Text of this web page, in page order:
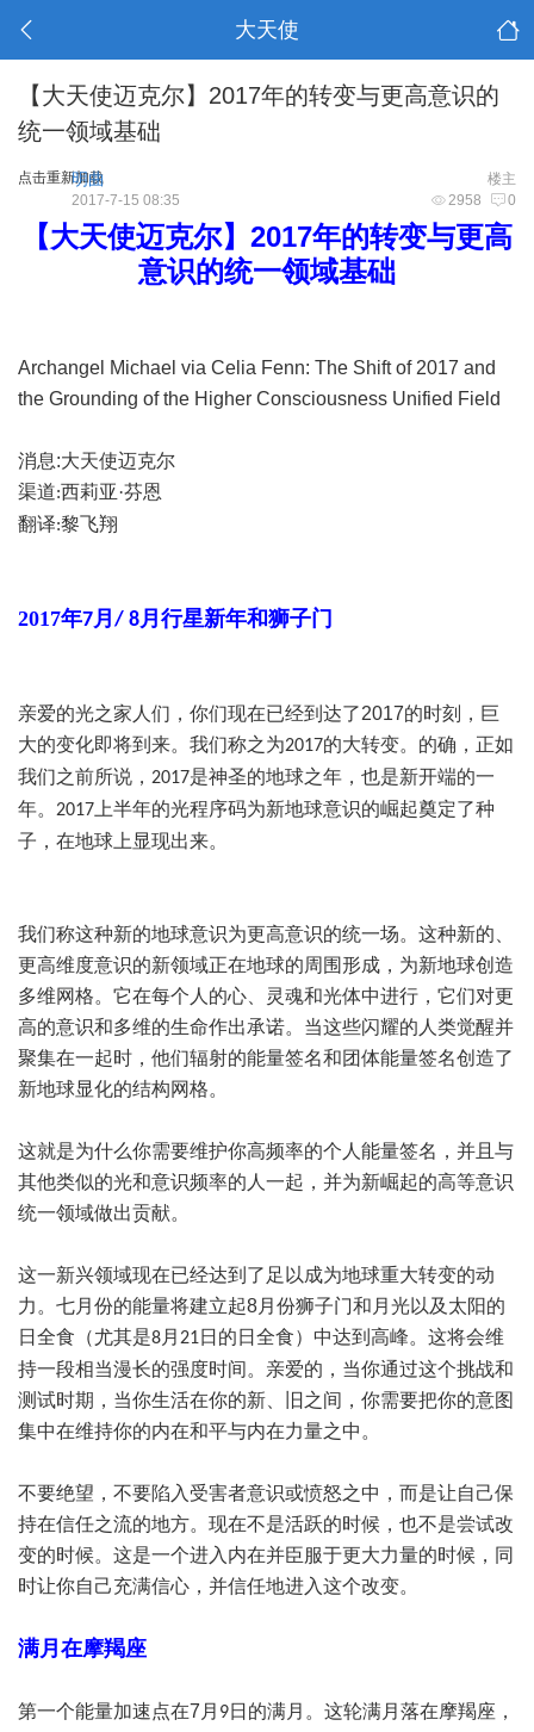
大天使
【大天使迈克尔】2017年的转变与更高意识的
统一领域基础
点击重新加载 楼主
明曲
2958 0
2017-7-15 08:35
【大天使迈克尔】 2017年的转变与更高
意识的统一领域基础
Archangel Michael via Celia Fenn: The Shift of 2017 and
the Grounding of the Higher Consciousness Unified Field
消息:大天使迈克尔
渠道:西莉亚·芬恩
翻译:黎飞翔
2017年7月 / 8月行星新年和狮子门
亲爱的光之家人们，你们现在已经到达了2017的时刻，巨
大的变化即将到来。我们称之为2017的大转变。的确，正如
我们之前所说， 2017是神圣的地球之年，也是新开端的一
年。 2017 上半年的光程序码为新地球意识的崛起奠定了种
子，在地球上显现出来。
我们称这种新的地球意识为更高意识的统一场。这种新的、
更高维度意识的新领域正在地球的周围形成，为新地球创造
多维网格。它在每个人的心、灵魂和光体中进行，它们对更
高的意识和多维的生命作出承诺。当这些闪耀的人类觉醒并
聚集在一起时，他们辐射的能量签名和团体能量签名创造了
新地球显化的结构网格。
这就是为什么你需要维护你高频率的个人能量签名，并且与
其他类似的光和意识频率的人一起，并为新崛起的高等意识
统一领域做出贡献。
这一新兴领域现在已经达到了足以成为地球重大转变的动
力。七月份的能量将建立起8月份狮子门和月光以及太阳的
日全食（尤其是8月 21日的日全食）中达到高峰。这将会维
持一段相当漫长的强度时间。亲爱的，当你通过这个挑战和
测试时期，当你生活在你的新、旧之间，你需要把你的意图
集中在维持你的内在和平与内在力量之中。
不要绝望，不要陷入受害者意识或愤怒之中，而是让自己保
持在信任之流的地方。现在不是活跃的时候，也不是尝试改
变的时候。这是一个进入内在并臣服于更大力量的时候，同
时让你自己充满信心，并信任地进入这个改变。
满月在摩羯座
第一个能量加速点在7 月 9日的满月。这轮满月落在摩羯座，